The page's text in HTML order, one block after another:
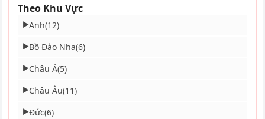
Theo Khu Vực
▶Anh(12)
▶Bồ Đào Nha(6)
▶Châu Á(5)
▶Châu Âu(11)
▶Đức(6)